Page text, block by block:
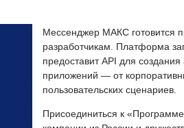
Мессенджер МАКС готовится
разработчикам. Платформа
предоставит API для
приложений — от
пользовательских сценариев.
Присоединиться к